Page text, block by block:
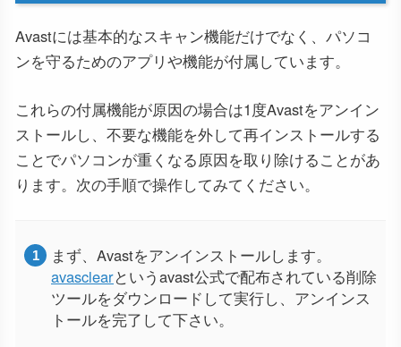
Avastには基本的なスキャン機能だけでなく、パソコ
ンを守るためのアプリや機能が付属しています。
これらの付属機能が原因の場合は1度Avastをアンイン
ストールし、不要な機能を外して再インストールする
ことでパソコンが重くなる原因を取り除けることがあ
ります。次の手順で操作してみてください。
まず、Avastをアンインストールします。
avasclearというavast公式で配布されている削除
ツールをダウンロードして実行し、アンインス
トールを完了して下さい。